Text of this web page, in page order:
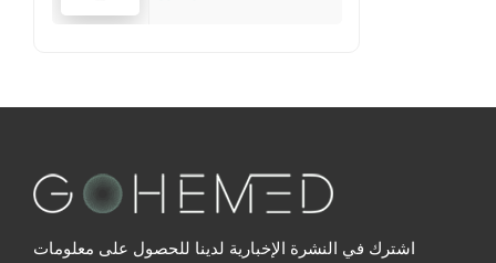
اشترك في النشرة الإخبارية لدينا للحصول على معلومات